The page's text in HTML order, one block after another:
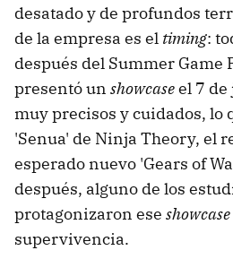
desatado y de profundos
de la empresa es el timing:
después del Summer Game
presentó un showcaseel 7
muy precisos y cuidados, lo
'Senua' de Ninja Theory, el
esperado nuevo 'Gears of
después, alguno de los
protagonizaron ese showcase
supervivencia.